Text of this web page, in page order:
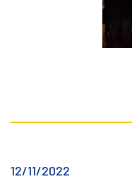
12/11/2022